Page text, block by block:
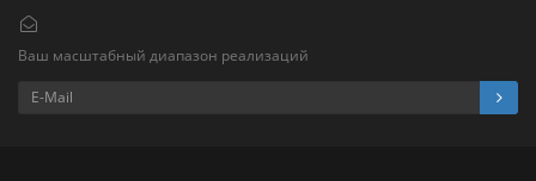
Ваш масштабный диапазон реализаций